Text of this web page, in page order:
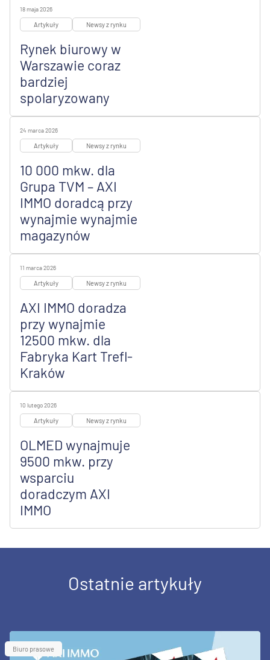
18 maja 2026
Artykuły Newsy z rynku
Rynek biurowy w
Warszawie coraz
bardziej
spolaryzowany
24 marca 2026
Artykuły Newsy z rynku
10 000 mkw. dla
Grupa TVM – AXI
IMMO doradcą przy
wynajmie wynajmie
magazynów
11 marca 2026
Artykuły Newsy z rynku
AXI IMMO doradza
przy wynajmie
12500 mkw. dla
Fabryka Kart Trefl-
Kraków
10 lutego 2026
Artykuły Newsy z rynku
OLMED wynajmuje
9500 mkw. przy
wsparciu
doradczym AXI
IMMO
Ostatnie artykuły
Biuro prasowe